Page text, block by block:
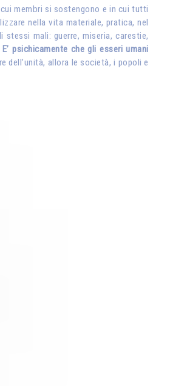
membri si sostengono e in cui tutti
nella vita materiale, pratica, nel
stessi mali: guerre, miseria, carestie,
E’ psichicamente che gli esseri umani
dell’unità, allora le società, i popoli e